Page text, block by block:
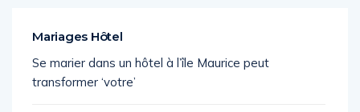
Mariages Hôtel
Se marier dans un hôtel à l’île Maurice peut
transformer ‘votre’